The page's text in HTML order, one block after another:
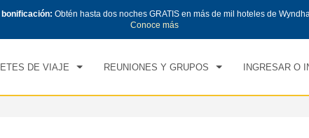
bonificación:Obtén hasta dos noches GRATIS en más de mil hoteles de
Conoce más
DE VIAJE REUNIONES Y GRUPOS INGRESAR O
IN CHECK OUT
VIE, 07 AGO 2026